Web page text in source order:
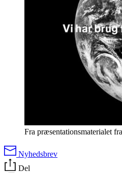
Fra præsentationsmaterialet
Nyhedsbrev
Del